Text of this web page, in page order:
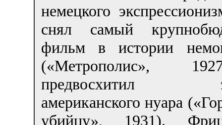
немецкого
снял самый
фильм в истории
(«Метрополис»,
предвосхитил
американского нуара
убийцу», 1931).